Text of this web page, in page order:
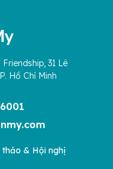
Friendship, 31 Lê
Hồ Chí Minh
thảo & Hội nghị